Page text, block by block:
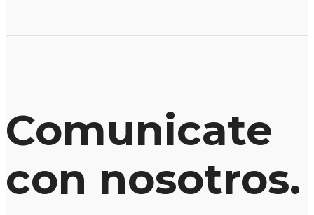
Comunicate
con nosotros.